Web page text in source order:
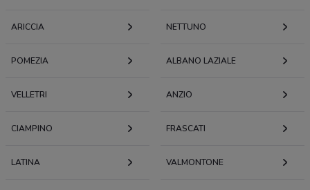
ARICCIA NETTUNO
POMEZIA ALBANO LAZIALE
VELLETRI ANZIO
CIAMPINO FRASCATI
LATINA VALMONTONE